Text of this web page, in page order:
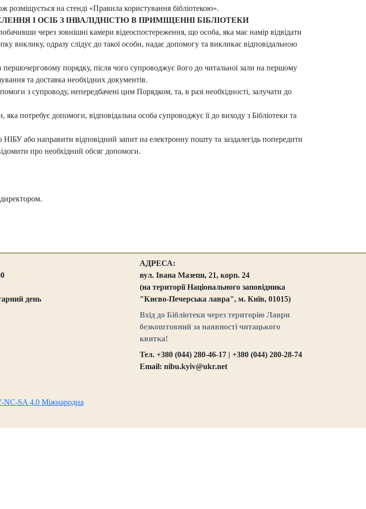
на стенді «Правила користування бібліотекою».
І ОСІБ З ІНВАЛІДНІСТЮ В ПРИМІЩЕННІ БІБЛІОТЕКИ
через зовнішні камери відеоспостереження, що особа, яка має намір відвідати
виклику, одразу слідує до такої особи, надає допомогу та викликає відповідальною
першочерговому порядку, після чого супроводжує його до читальної зали на першому
та доставка необхідних документів.
з супроводу, непередбачені цим Порядком, та, в разі необхідності, залучати до
потребує допомоги, відповідальна особа супроводжує її до виходу з Бібліотеки та
або направити відповідний запит на електронну пошту та заздалегідь попередити
про необхідний обсяг допомоги.
день
NC-SA 4.0 Міжнародна
АДРЕСА:
вул. Івана Мазепи, 21, корп. 24
(на території Національного заповідника
"Києво-Печерська лавра", м. Київ, 01015)
Вхід до Бібліотеки через територію Лаври
безкоштовний за наявності читацького
квитка!
Тел. +380 (044) 280-46-17 | +380 (044) 280-28-74
Email: nibu.kyiv@ukr.net